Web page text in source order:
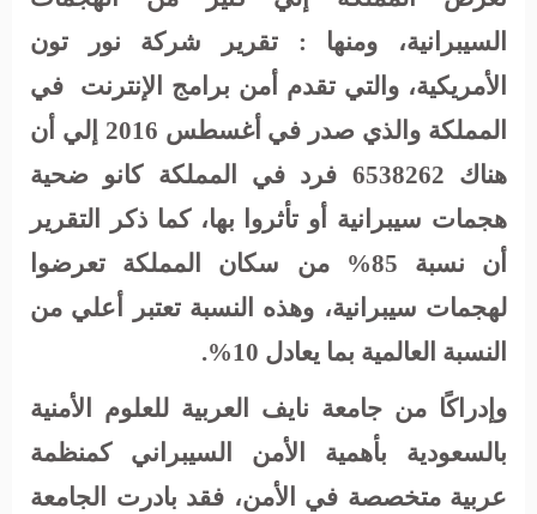
السيبرانية، ومنها : تقرير شركة نور تون
الأمريكية، والتي تقدم أمن برامج الإنترنت
في
المملكة والذي صدر في أغسطس 2016 إلي أن
هناك 6538262 فرد في المملكة كانو ضحية
هجمات سيبرانية أو تأثروا بها، كما ذكر التقرير
أن نسبة 85% من سكان المملكة تعرضوا
لهجمات سيبرانية، وهذه النسبة تعتبر أعلي من
النسبة العالمية بما يعادل 10%.
وإدراكًا من جامعة نايف العربية للعلوم الأمنية
بالسعودية بأهمية الأمن السيبراني كمنظمة
عربية متخصصة في الأمن، فقد بادرت الجامعة